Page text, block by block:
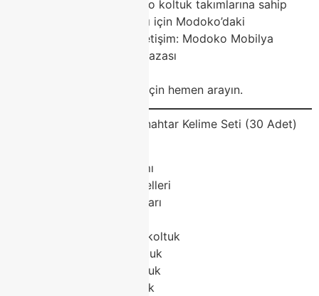
en kaliteli ve trend Modoko koltuk takımlarına sahip
olun. Yeni bir koltuk takımı için Modoko’daki
mağazamıza bekliyoruz!İletişim: Modoko Mobilya
Merkezi – Classhome Mağazası
Telefon: Randevu ve bilgi için hemen arayın.
SEO ve Reklam Uyumlu Anahtar Kelime Seti (30 Adet)
Modoko koltuk takımı
Modoko koltuk modelleri
Modoko koltuk fiyatları
Classhome Modoko koltuk
Modoko modern koltuk
Modoko chester koltuk
Modoko kadife koltuk